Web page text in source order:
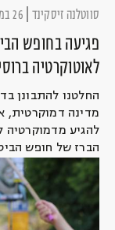
סווטלנה זיסקינד 26 במרץ 2025
פגיעה בחופש
לאוטוקרטיה
מדינה דמוקרטית,
להגיע מדמוקרטיה
הברז של חופש